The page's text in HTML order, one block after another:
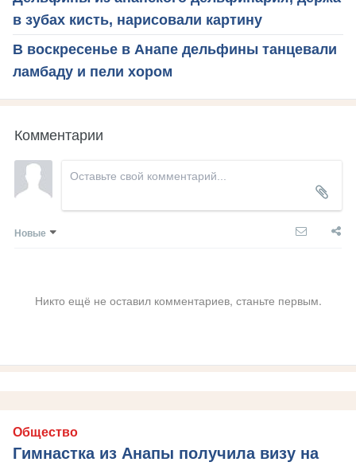
в зубах кисть, нарисовали картину
В воскресенье в Анапе дельфины танцевали
ламбаду и пели хором
Комментарии
Новые
Никто ещё не оставил комментариев, станьте первым.
Общество
Гимнастка из Анапы получила визу на